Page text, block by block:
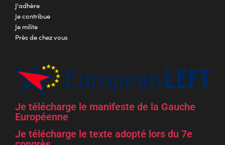
J'adhère
Je contribue
Je milite
Près de chez vous
Je télécharge le manifeste de la Gauche
Européenne
Je télécharge le texte adopté lors du 7e